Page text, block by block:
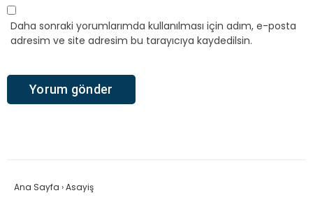
Daha sonraki yorumlarımda kullanılması için adım, e-posta
adresim ve site adresim bu tarayıcıya kaydedilsin.
Ana Sayfa ›Asayiş